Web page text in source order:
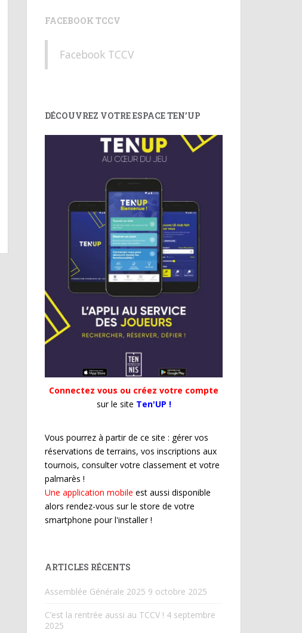
FACEBOOK TCCV
Facebook TCCV
DÉCOUVREZ VOTRE ESPACE TEN’UP
Connectez vous ou créez votre compte
sur le site Ten'UP !
Vous pourrez à partir de ce site : gérer vos
réservations de terrains, vos inscriptions aux
tournois, consulter votre classement et votre
palmarès !
Une application mobile est aussi disponible
alors rendez-vous sur le store de votre
smartphone pour l'installer !
ARTICLES RÉCENTS
Assemblée Générale 2025 9 octobre 2025
C’est la rentrée aussi au TCCV ! 4 septembre
2025